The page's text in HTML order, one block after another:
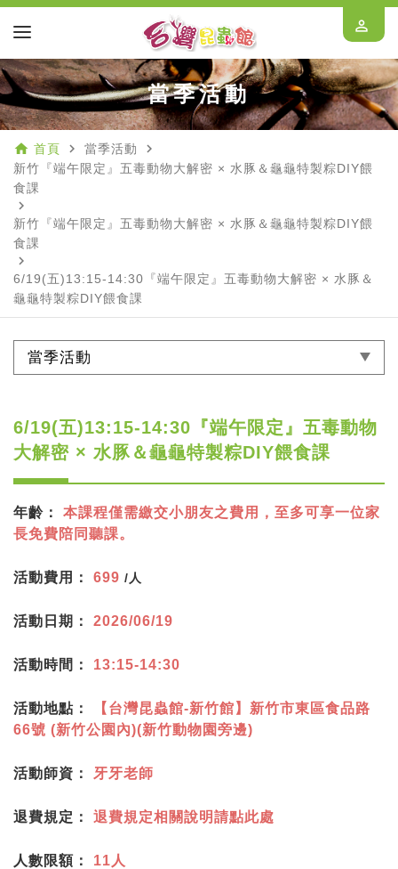
perm_identity
當季活動
home 首頁 navigate_next 當季活動 navigate_next
新竹『端午限定』五毒動物大解密 × 水豚＆龜龜特製粽DIY餵
食課
navigate_next
新竹『端午限定』五毒動物大解密 × 水豚＆龜龜特製粽DIY餵
食課
navigate_next
6/19(五)13:15-14:30『端午限定』五毒動物大解密 × 水豚＆
龜龜特製粽DIY餵食課
當季活動
6/19(五)13:15-14:30『端午限定』五毒動物
大解密 × 水豚＆龜龜特製粽DIY餵食課
年齡： 本課程僅需繳交小朋友之費用，至多可享一位家
長免費陪同聽課。
活動費用： 699 /人
活動日期： 2026/06/19
活動時間： 13:15-14:30
活動地點：
【台灣昆蟲館-新竹館】新竹市東區食品路
66號 (新竹公園內)(新竹動物園旁邊)
活動師資： 牙牙老師
退費規定： 退費規定相關說明請點此處
人數限額： 11人